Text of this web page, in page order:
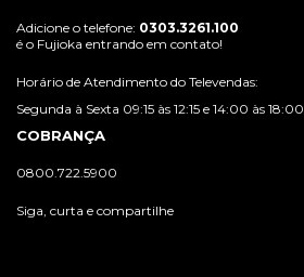
Adicione o telefone: 0303.3261.100
é o Fujioka entrando em contato!
Horário de Atendimento do Televendas:
Segunda à Sexta 09:15 às 12:15 e 14:00 às 18:00
COBRANÇA
0800.722.5900
Siga, curta e compartilhe